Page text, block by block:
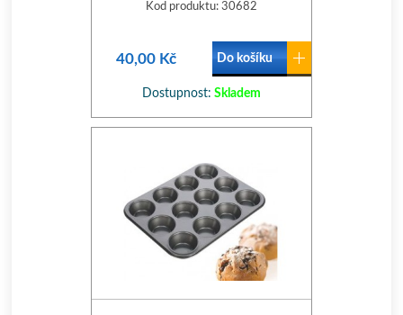
Kod produktu: 30682
40,00 Kč Do košíku
Dostupnost: Skladem